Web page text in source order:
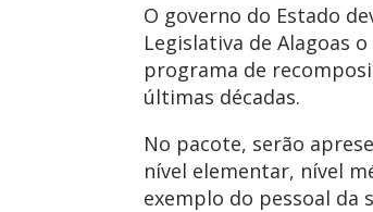
O governo do Estado
Legislativa de Alagoas
programa de
últimas décadas.
No pacote, serão
nível elementar, nível
exemplo do pessoal da